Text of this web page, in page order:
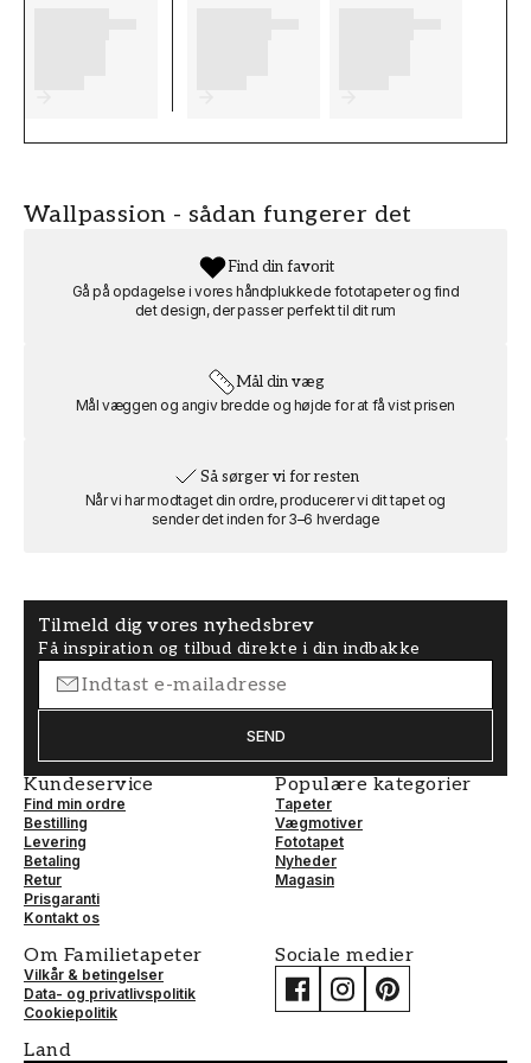
kant. Tapetbanernes bredde er 50 cm, og
dig usikker, bør du overveje at få hjælp fra en
5 cm til skærekanten i både bredde og højde.
Produktdetaljer
FT0803-317128 Stue
Natur & landskab
Wallpassion - sådan fungerer det
Find din favorit
Gå på opdagelse i vores håndplukkede fototapeter og find
det design, der passer perfekt til dit rum
Mål din væg
Mål væggen og angiv bredde og højde for at få vist prisen
Så sørger vi for resten
Når vi har modtaget din ordre, producerer vi dit tapet og
sender det inden for 3–6 hverdage
Tilmeld dig vores nyhedsbrev
Få inspiration og tilbud direkte i din indbakke
SEND
Kundeservice
Find min ordre
Bestilling
Levering
Betaling
Retur
Prisgaranti
Kontakt os
Populære kategorier
Tapeter
Vægmotiver
Fototapet
Nyheder
Magasin
Om Familietapeter
Vilkår & betingelser
Data- og privatlivspolitik
Cookiepolitik
Sociale medier
Land